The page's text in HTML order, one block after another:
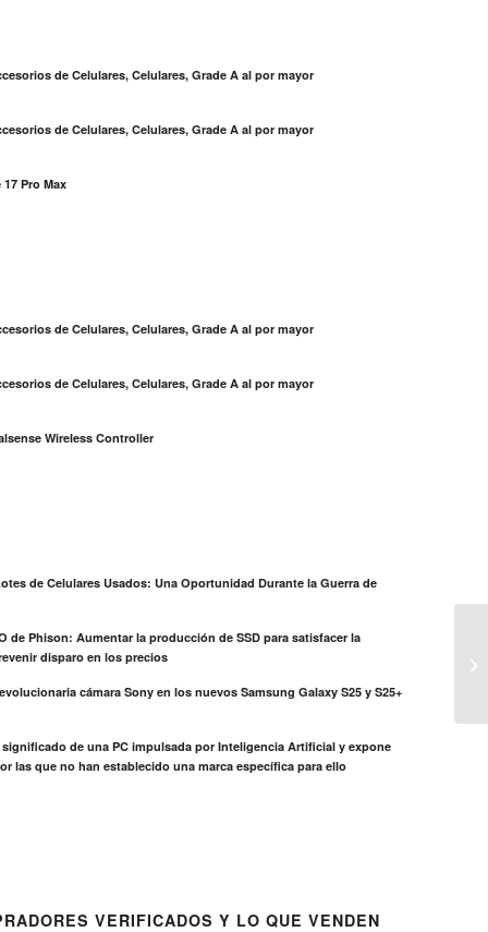
de Celulares, Celulares, Grade A al por mayor
de Celulares, Celulares, Grade A al por mayor
Pro Max
de Celulares, Celulares, Grade A al por mayor
de Celulares, Celulares, Grade A al por mayor
Wireless Controller
de Celulares Usados: Una Oportunidad Durante la Guerra de
de Phison: Aumentar la producción de SSD para satisfacer la
disparo en los precios
cámara Sony en los nuevos Samsung Galaxy S25 y S25+
significado de una PC impulsada por Inteligencia Artificial y expone
las que no han establecido una marca específica para ello
VERIFICADOS Y LO QUE VENDEN